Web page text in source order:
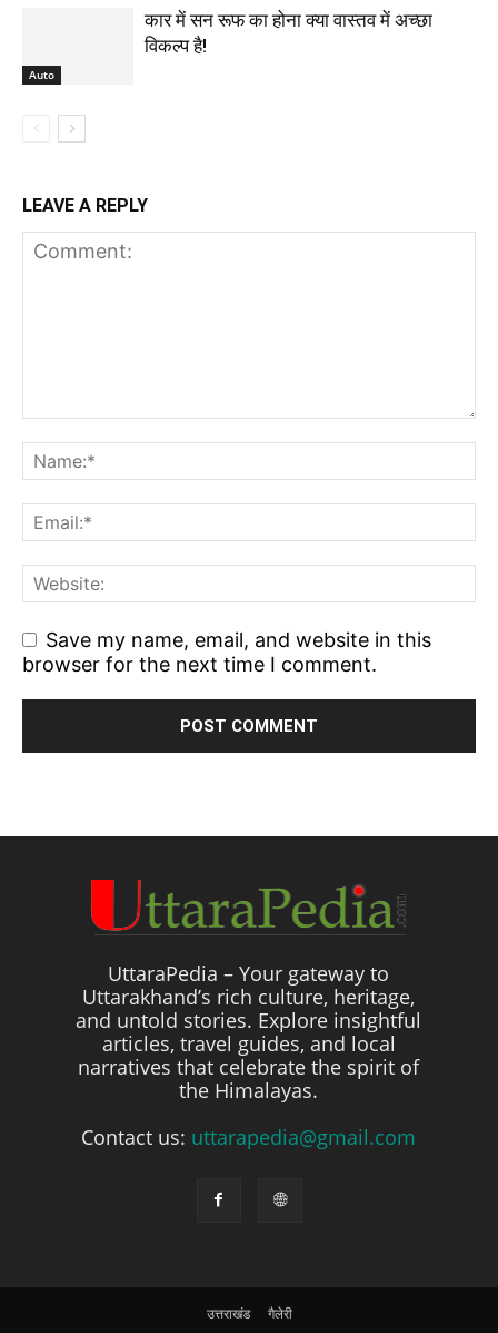
Auto
कार में सन रूफ का होना क्या वास्तव में अच्छा
विकल्प है!
LEAVE A REPLY
Save my name, email, and website in this
browser for the next time I comment.
UttaraPedia – Your gateway to
Uttarakhand’s rich culture, heritage,
and untold stories. Explore insightful
articles, travel guides, and local
narratives that celebrate the spirit of
the Himalayas.
Contact us: uttarapedia@gmail.com
उत्तराखंड गैलेरी